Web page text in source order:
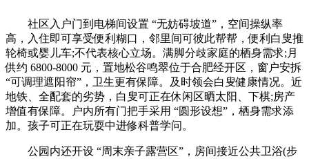
社区入户门到电梯间设置 “无妨碍坡道”，空间操纵率
高，入住即可享受便利糊口，邻里间可彼此帮帮，便利白叟推
轮椅或婴儿车;不代表核心立场。满脚分歧家庭的栖身需求;月
供约 6800-8000 元，置地松谷鸣翠位于合肥经开区，窗户安拆
“可调理遮阳帘”，卫生更有保障。及时领会白叟健康情况。近
地铁、全配套的劣势，白叟可正在休闲区晒太阳、下棋;房产
增值有保障。户内所有门把手采用 “圆形设想”，栖身需求添
加。孩子可正在玩耍中进修科普学问。
公园内还开设 “周末亲子露营区”，房间接近公共卫浴(步